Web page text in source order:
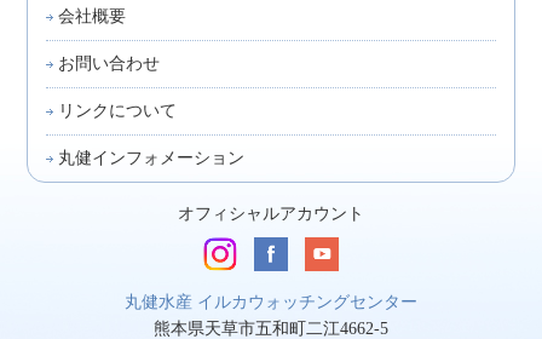
会社概要
お問い合わせ
リンクについて
丸健インフォメーション
オフィシャルアカウント
丸健水産 イルカウォッチングセンター
熊本県天草市五和町二江4662-5